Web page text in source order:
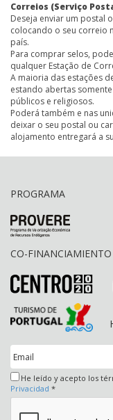
Correios (Serviço
Deseja enviar um postal
colocando o seu correio
país.
Para comprar selos,
qualquer Estação de
A maioria das estações
estando abertas
públicos e religiosos.
Poderá também e nas
deixar o seu postal ou
alojamento entregará a
PROGRAMA
CO-FINANCIAMIENTO
He leído y acepto los
Privacidad *